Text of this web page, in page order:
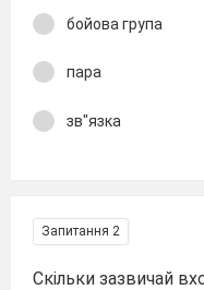
бойова група
пара
зв"язка
Запитання 2
Скільки зазвичай